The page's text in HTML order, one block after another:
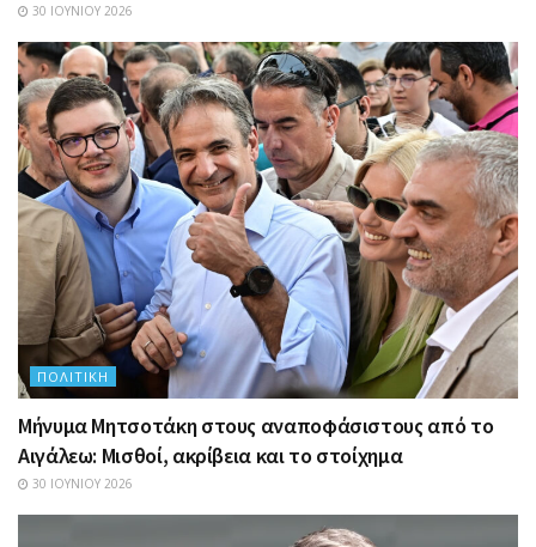
30 ΙΟΥΝΊΟΥ 2026
ΠΟΛΙΤΙΚΉ
Μήνυμα Μητσοτάκη στους αναποφάσιστους από το
Αιγάλεω: Μισθοί, ακρίβεια και το στοίχημα
30 ΙΟΥΝΊΟΥ 2026